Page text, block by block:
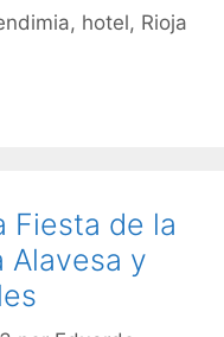
, hotel, Rioja
Fiesta de la
Alavesa y